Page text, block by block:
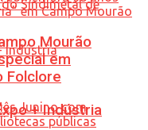
+ Indústria
Mourão
em
Folclore